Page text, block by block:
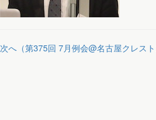
次へ（第375回 7月例会@名古屋クレスト